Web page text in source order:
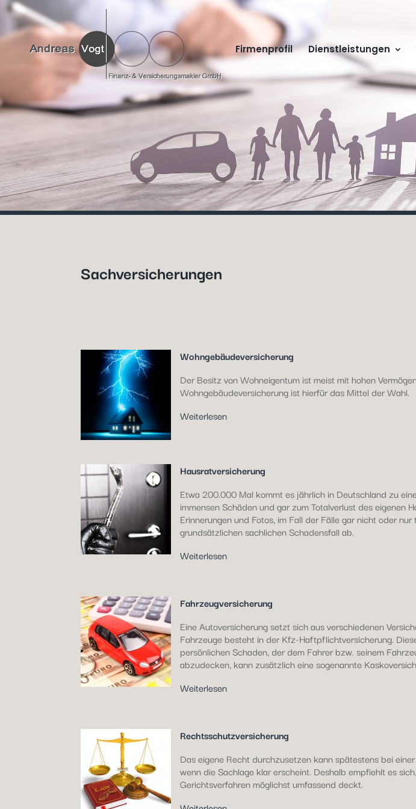
Firmenprofil Dienstleistungen
Sachversicherungen
Wohngebäudeversicherung
Der Besitz von Wohneigentum ist meist mit hohen
Wohngebäudeversicherung ist hierfür das Mittel der Wahl.
Weiterlesen
Hausratversicherung
Etwa 200.000 Mal kommt es jährlich in Deutschland zu
immensen Schäden und gar zum Totalverlust des eigenen
Erinnerungen und Fotos, im Fall der Fälle gar nicht oder
grundsätzlichen sachlichen Schadensfall ab.
Weiterlesen
Fahrzeugversicherung
Eine Autoversicherung setzt sich aus verschiedenen
Fahrzeuge besteht in der Kfz-Haftpflichtversicherung.
persönlichen Schaden, der dem Fahrer bzw. seinem
abzudecken, kann zusätzlich eine sogenannte
Weiterlesen
Rechtsschutzversicherung
Das eigene Recht durchzusetzen kann spätestens bei
wenn die Sachlage klar erscheint. Deshalb empfiehlt es
Gerichtsverfahren möglichst umfassend deckt.